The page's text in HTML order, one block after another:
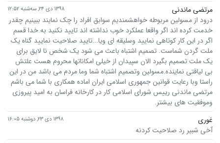
مرتضی ماندنی
۱۳۹۸ دی ۲۴, سه‌شنبه ۱۲:۵۲
درود از مسولین مربوطه خواهشمندیم سوابق افراد را چک نمایند ببینیم چقدر
خدمت کرده اند اگر واقعا عملکرد خوب نداشته اند تایید نکنید به خدا قسم
اگر در این کار کوتاهی نمایید وسلیقه ای ویا...تایید صلاحیت نمایید گناه یک
ملت گردن شماست. تصمیم اشتباه باعث می شود یک شخص نا لایق برای
یک ملت تصمیم بگیرد الان سپیدان از خیلی امکاناتها محروم هست علتش
بی لیاقتی نماینده.مسولین وتصمیم اشتباه شما وما مردم می باشد من در این
راستا وبا رعایت قوانین جمهوری اسلامی ایران اماده همکاری با شما می باشم
مرتضی ماندنی رییس شورای اسلامی کار در کارخانه فراسان به امید پیروزی
وموفقیت های بیشتر.
غوری
۱۳۹۸ دی ۲۳, دوشنبه ۱۶:۰۵
آخی شبیر رد صلاحیت کردنه